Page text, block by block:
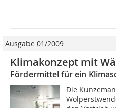
Ausgabe 01/2009
Klimakonzept mit
Fördermittel für ein
Die